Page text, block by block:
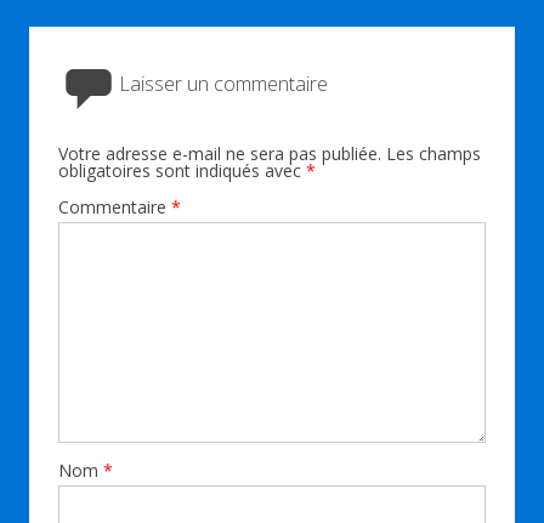
Laisser un commentaire
Votre adresse e-mail ne sera pas publiée. Les champs
obligatoires sont indiqués avec *
Commentaire *
Nom *